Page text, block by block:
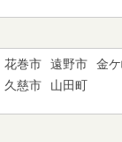
花巻市 遠野市 金
久慈市
山田町